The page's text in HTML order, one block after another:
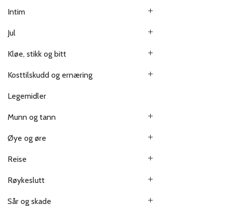
Intim
Jul
Kløe, stikk og bitt
Kosttilskudd og ernæring
Legemidler
Munn og tann
Øye og øre
Reise
Røykeslutt
Sår og skade